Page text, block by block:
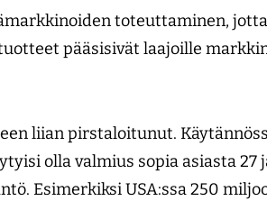
toteuttaminen,
pääsisivät laajoille
liian pirstaloitunut.
olla valmius sopia asiasta 27
Esimerkiksi USA:ssa 250